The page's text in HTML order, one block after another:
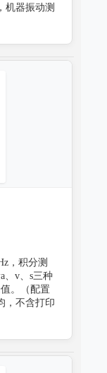
机器振动测
，积分测
、v、s三种
。（配置
，不含打印